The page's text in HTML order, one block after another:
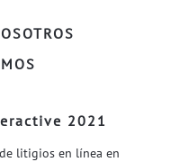
2021
litigios en línea en